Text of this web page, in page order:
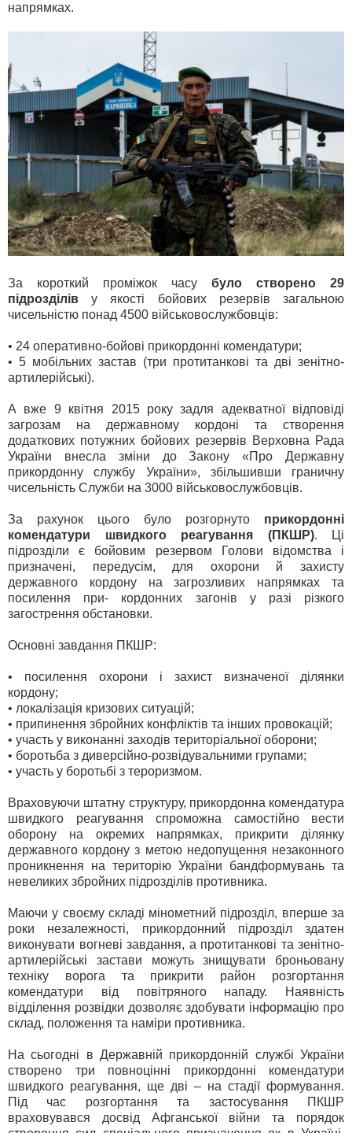
напрямках.
За короткий проміжок часу було створено 29
підрозділів у якості бойових резервів загальною
чисельністю понад 4500 військовослужбовців:
• 24 оперативно-бойові прикордонні комендатури;
• 5 мобільних застав (три протитанкові та дві зенітно-
артилерійські).
А вже 9 квітня 2015 року задля адекватної відповіді
загрозам на державному кордоні та створення
додаткових потужних бойових резервів Верховна Рада
України внесла зміни до Закону «Про Державну
прикордонну службу України», збільшивши граничну
чисельність Служби на 3000 військовослужбовців.
За рахунок цього було розгорнуто прикордонні
комендатури швидкого реагування (ПКШР). Ці
підрозділи є бойовим резервом Голови відомства і
призначені, передусім, для охорони й захисту
державного кордону на загрозливих напрямках та
посилення при- кордонних загонів у разі різкого
загострення обстановки.
Основні завдання ПКШР:
• посилення охорони і захист визначеної ділянки
кордону;
• локалізація кризових ситуацій;
• припинення збройних конфліктів та інших провокацій;
• участь у виконанні заходів територіальної оборони;
• боротьба з диверсійно-розвідувальними групами;
• участь у боротьбі з тероризмом.
Враховуючи штатну структуру, прикордонна комендатура
швидкого реагування спроможна самостійно вести
оборону на окремих напрямках, прикрити ділянку
державного кордону з метою недопущення незаконного
проникнення на територію України бандформувань та
невеликих збройних підрозділів противника.
Маючи у своєму складі мінометний підрозділ, вперше за
роки незалежності, прикордонний підрозділ здатен
виконувати вогневі завдання, а протитанкові та зенітно-
артилерійські застави можуть знищувати броньовану
техніку ворога та прикрити район розгортання
комендатури від повітряного нападу. Наявність
відділення розвідки дозволяє здобувати інформацію про
склад, положення та наміри противника.
На сьогодні в Державній прикордонній службі України
створено три повноцінні прикордонні комендатури
швидкого реагування, ще дві – на стадії формування.
Під час розгортання та застосування ПКШР
враховувався досвід Афганської війни та порядок